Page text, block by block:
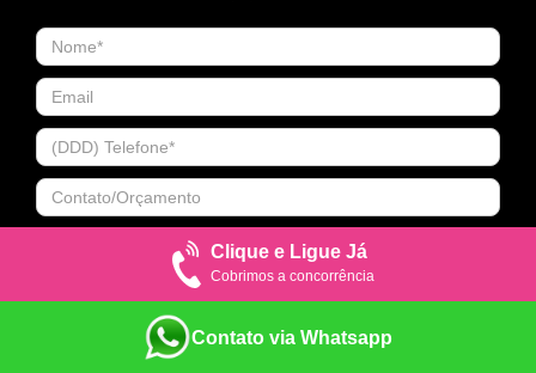
Clique e Ligue Já
Cobrimos a concorrência
Contato via Whatsapp